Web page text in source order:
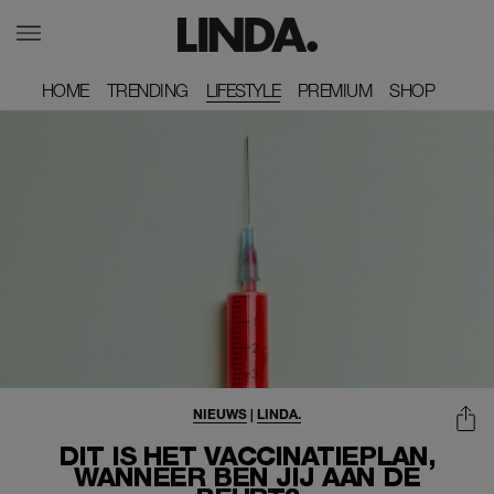
HOME
HOME TRENDING
TRENDING LIFESTYLE PREMIUM
PREMIUM SHOP
SHOP
DIT IS HET VACCINATIEPLAN,
WANNEER BEN JIJ AAN DE
NIEUWS | LINDA.